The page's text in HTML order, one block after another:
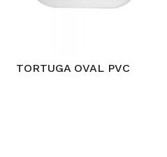
TORTUGA OVAL PVC